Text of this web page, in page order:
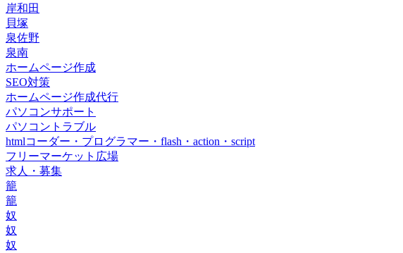
岸和田
貝塚
泉佐野
泉南
ホームページ作成
SEO対策
ホームページ作成代行
パソコンサポート
パソコントラブル
htmlコーダー・プログラマー・flash・action・script
フリーマーケット広場
求人・募集
籠
籠
奴
奴
奴